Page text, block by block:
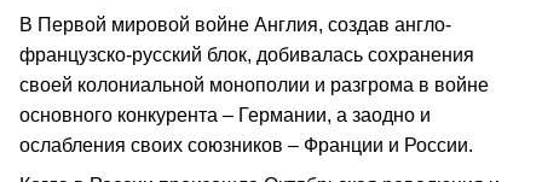
В Первой мировой войне Англия, создав англо-
французско-русский блок, добивалась сохранения
своей колониальной монополии и разгрома в войне
основного конкурента – Германии, а заодно и
ослабления своих союзников – Франции и России.